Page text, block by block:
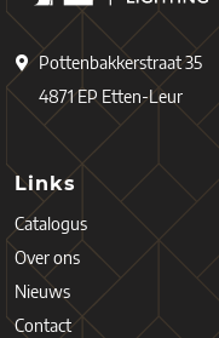
Pottenbakkerstraat 35
4871 EP Etten-Leur
Links
Catalogus
Over ons
Nieuws
Contact